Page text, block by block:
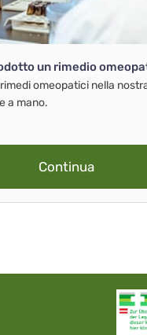
un rimedio
omeopatici nella
a mano.
Continua